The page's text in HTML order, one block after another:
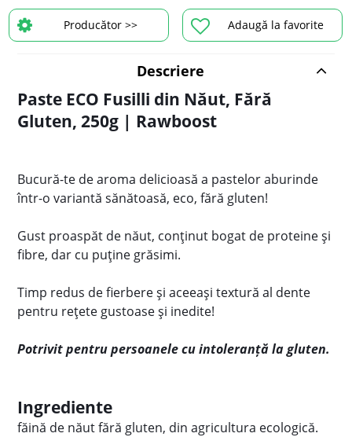
Adaugă la favorite
Producător >>
Descriere
Paste ECO Fusilli din Năut, Fără
Gluten, 250g | Rawboost
Bucură-te de aroma delicioasă a pastelor aburinde
într-o variantă sănătoasă, eco, fără gluten!
Gust proaspăt de năut, conținut bogat de proteine și
fibre, dar cu puține grăsimi.
Timp redus de fierbere și aceeași textură al dente
pentru rețete gustoase și inedite!
Potrivit pentru persoanele cu intoleranță la gluten.
Ingrediente
făină de năut fără gluten, din agricultura ecologică.